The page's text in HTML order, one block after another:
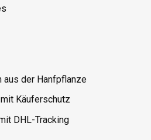
aus der Hanfpflanze
Käuferschutz
DHL-Tracking